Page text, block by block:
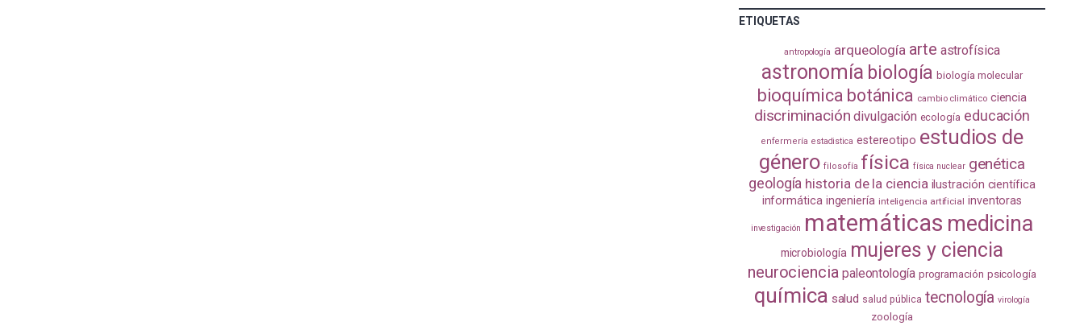
ETIQUETAS
antropología arqueología arte astrofísica
astronomía biología biología molecular
bioquímica botánica cambio climático ciencia
discriminación divulgación ecología educación
enfermería estadistica estereotipo estudios de
género filosofía física física nuclear genética
geología historia de la ciencia ilustración científica
informática ingeniería inteligencia artificial inventoras
investigación matemáticas medicina
microbiología mujeres y ciencia
neurociencia paleontología programación psicología
química salud salud pública tecnología virología
zoología